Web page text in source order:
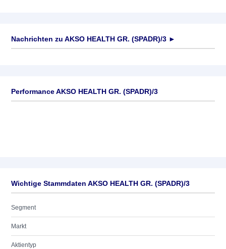
Nachrichten zu AKSO HEALTH GR. (SPADR)/3 ►
Performance AKSO HEALTH GR. (SPADR)/3
Wichtige Stammdaten AKSO HEALTH GR. (SPADR)/3
Segment
Markt
Aktientyp